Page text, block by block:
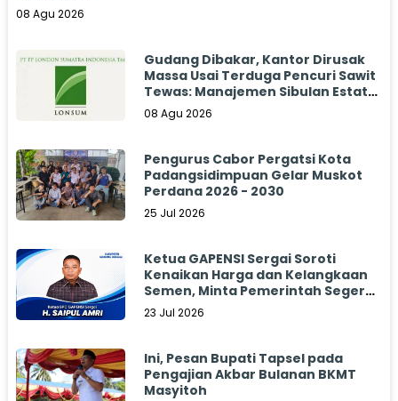
08 Agu 2026
Gudang Dibakar, Kantor Dirusak
Massa Usai Terduga Pencuri Sawit
Tewas: Manajemen Sibulan Estate
Bungkam
08 Agu 2026
Pengurus Cabor Pergatsi Kota
Padangsidimpuan Gelar Muskot
Perdana 2026 - 2030
25 Jul 2026
Ketua GAPENSI Sergai Soroti
Kenaikan Harga dan Kelangkaan
Semen, Minta Pemerintah Segera
Bertindak
23 Jul 2026
Ini, Pesan Bupati Tapsel pada
Pengajian Akbar Bulanan BKMT
Masyitoh